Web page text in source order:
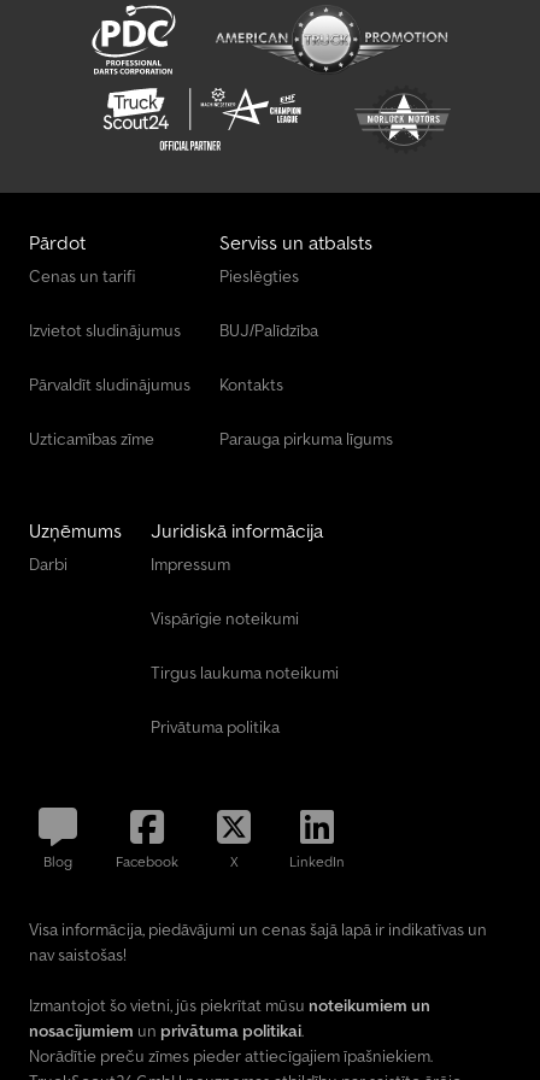
Ural Kravas Automašīnas
Pārdot
Cenas un tarifi
Izvietot sludinājumus
Pārvaldīt sludinājumus
Uzticamības zīme
Serviss un atbalsts
Pieslēgties
BUJ/Palīdzība
Kontakts
Parauga pirkuma līgums
Uzņēmums
Darbi
Juridiskā informācija
Impressum
Vispārīgie noteikumi
Tirgus laukuma noteikumi
Privātuma politika
Blog Facebook X LinkedIn
Visa informācija, piedāvājumi un cenas šajā lapā ir indikatīvas un
nav saistošas!
Izmantojot šo vietni, jūs piekrītat mūsu noteikumiem un
nosacījumiem un privātuma politikai.
Norādītie preču zīmes pieder attiecīgajiem īpašniekiem.